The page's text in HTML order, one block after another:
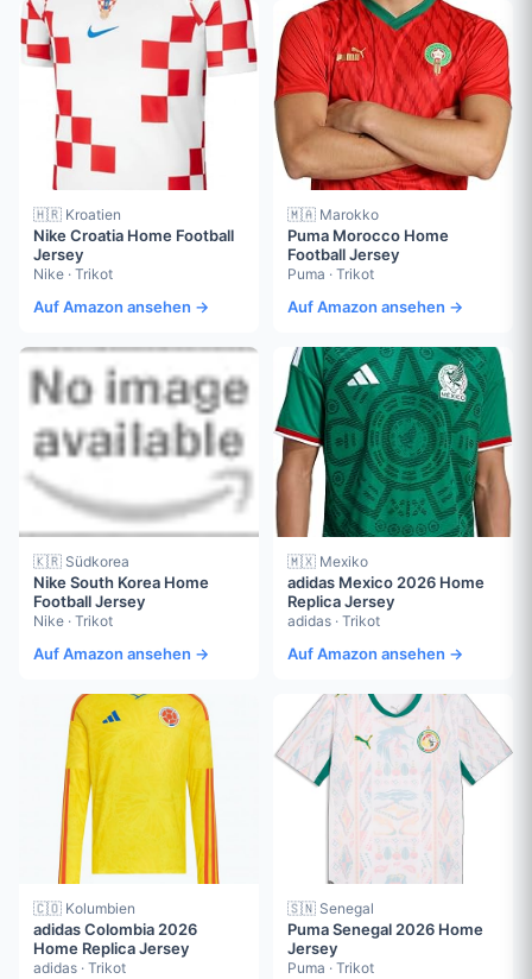
🇭🇷 Kroatien
Nike Croatia Home Football
Jersey
Nike · Trikot
Auf Amazon ansehen →
🇲🇦 Marokko
Puma Morocco Home
Football Jersey
Puma · Trikot
Auf Amazon ansehen →
🇰🇷 Südkorea
Nike South Korea Home
Football Jersey
Nike · Trikot
Auf Amazon ansehen →
🇲🇽 Mexiko
adidas Mexico 2026 Home
Replica Jersey
adidas · Trikot
Auf Amazon ansehen →
🇨🇴 Kolumbien
adidas Colombia 2026
Home Replica Jersey
adidas · Trikot
🇸🇳 Senegal
Puma Senegal 2026 Home
Jersey
Puma · Trikot